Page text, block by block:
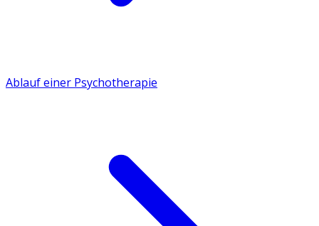
Ablauf einer Psychotherapie